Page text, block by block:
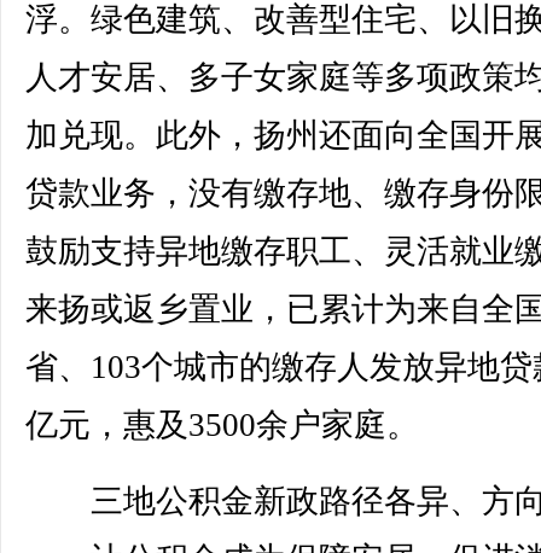
浮。绿色建筑、改善型住宅、以旧
人才安居、多子女家庭等多项政策
加兑现。此外，扬州还面向全国开
贷款业务，没有缴存地、缴存身份
鼓励支持异地缴存职工、灵活就业
来扬或返乡置业，已累计为来自全
省、103个城市的缴存人发放异地贷
亿元，惠及3500余户家庭。
三地公积金新政路径各异、方